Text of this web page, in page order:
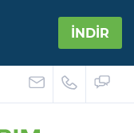
İNDİR